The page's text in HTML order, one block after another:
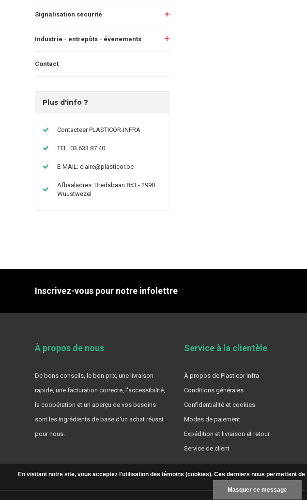
Signalisation sécurité
Industrie - entrepôts - évenements
Contact
Plus d'info ?
Contacteer PLASTICOR-INFRA
TEL. 03 633 87 40
E-MAIL: claire@plasticor.be
Afhaaladres: Bredabaan 853 - 2990
Wuustwezel
Inscrivez-vous pour notre infolettre
À propos de nous
De bons conseils, le bon prix, une livraison
rapide, une facturation correcte, l'accessibilité,
la coopération et un aperçu de vos besoins
sont les ingrédients de base d'un achat réussi
pour nous.
Service à la clientèle
À propos de Plasticor Infra
Conditions générales
Confidentialité et cookies
Modes de paiement
Expédition et livraison et retour
Service de client
En visitant notre site, vous acceptez l'utilisation des témoins (cookies). Ces derniers nous permettent
Masquer ce message